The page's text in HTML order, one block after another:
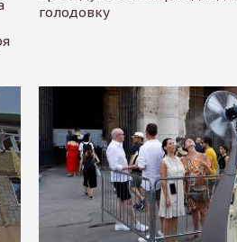
голодовку